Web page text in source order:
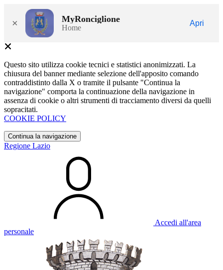
× MyRonciglione
Home
Apri
Questo sito utilizza cookie tecnici e statistici anonimizzati. La
chiusura del banner mediante selezione dell'apposito comando
contraddistinto dalla X o tramite il pulsante "Continua la
navigazione" comporta la continuazione della navigazione in
assenza di cookie o altri strumenti di tracciamento diversi da quelli
sopracitati.
COOKIE POLICY
Continua la navigazione
Regione Lazio
Accedi all'area
personale